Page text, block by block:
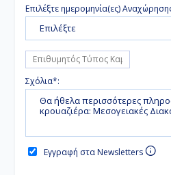
Επιλέξτε ημερομηνία(ες)
Επιλέξτε
Σχόλια*:
Εγγραφή στα Newsletters